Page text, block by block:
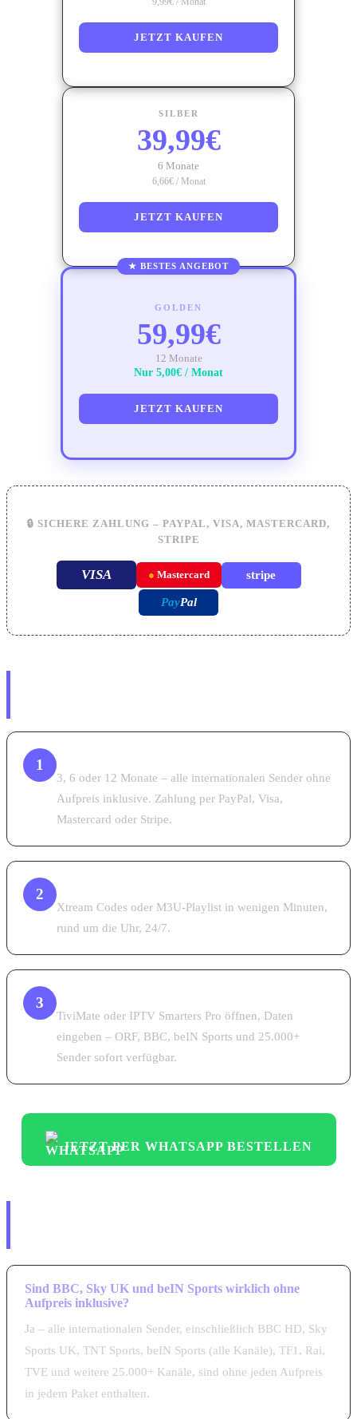
JETZT KAUFEN
SILBER
39,99€
6 Monate
6,66€ / Monat
JETZT KAUFEN
★ BESTES ANGEBOT
GOLDEN
59,99€
12 Monate
Nur 5,00€ / Monat
JETZT KAUFEN
🔒 SICHERE ZAHLUNG – PAYPAL, VISA, MASTERCARD,
STRIPE
VISA ● Mastercard stripe
PayPal
1
3, 6 oder 12 Monate – alle internationalen Sender ohne
Aufpreis inklusive. Zahlung per PayPal, Visa,
Mastercard oder Stripe.
2
Xtream Codes oder M3U-Playlist in wenigen Minuten,
rund um die Uhr, 24/7.
3
TiviMate oder IPTV Smarters Pro öffnen, Daten
eingeben – ORF, BBC, beIN Sports und 25.000+
Sender sofort verfügbar.
JETZT PER WHATSAPP BESTELLEN
Sind BBC, Sky UK und beIN Sports wirklich ohne
Aufpreis inklusive?
Ja – alle internationalen Sender, einschließlich BBC HD, Sky
Sports UK, TNT Sports, beIN Sports (alle Kanäle), TF1, Rai,
TVE und weitere 25.000+ Kanäle, sind ohne jeden Aufpreis
in jedem Paket enthalten.